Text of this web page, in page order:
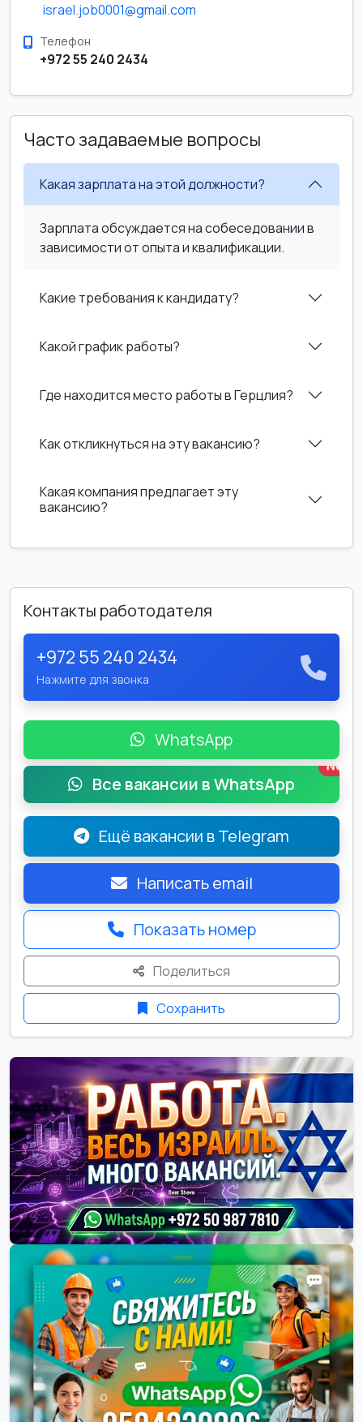
israel.job0001@gmail.com
Телефон
+972 55 240 2434
Часто задаваемые вопросы
Какая зарплата на этой должности?
Зарплата обсуждается на собеседовании в
зависимости от опыта и квалификации.
Какие требования к кандидату?
Какой график работы?
Где находится место работы в Герцлия?
Как откликнуться на эту вакансию?
Какая компания предлагает эту
вакансию?
Контакты работодателя
+972 55 240 2434
Нажмите для звонка
WhatsApp
Все вакансии в WhatsApp
New
Ещё вакансии в Telegram
Написать email
Показать номер
Поделиться
Сохранить